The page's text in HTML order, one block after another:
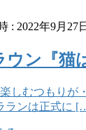
: 2022年9月27日
ン『猫
しむつもりが
ランは正式に